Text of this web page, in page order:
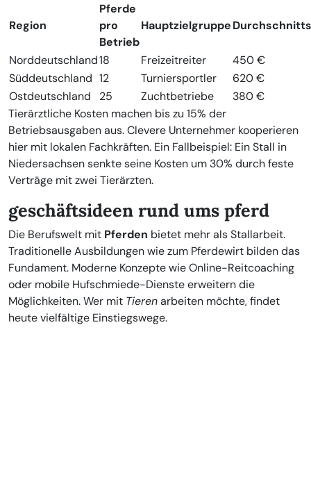
Region
Pferde
pro
Betrieb
Hauptzielgruppe
Norddeutschland18 Freizeitreiter
450 €
Süddeutschland 12 Turniersportler
620 €
Ostdeutschland
25 Zuchtbetriebe
380 €
Tierärztliche Kosten machen bis zu 15% der
Betriebsausgaben aus. Clevere Unternehmer kooperieren
hier mit lokalen Fachkräften. Ein Fallbeispiel: Ein Stall in
Niedersachsen senkte seine Kosten um 30% durch feste
Verträge mit zwei Tierärzten.
geschäftsideen rund ums pferd
Die Berufswelt mit Pferden bietet mehr als Stallarbeit.
Traditionelle Ausbildungen wie zum Pferdewirt bilden das
Fundament. Moderne Konzepte wie Online-Reitcoaching
oder mobile Hufschmiede-Dienste erweitern die
Möglichkeiten. Wer mit Tierenarbeiten möchte, findet
heute vielfältige Einstiegswege.